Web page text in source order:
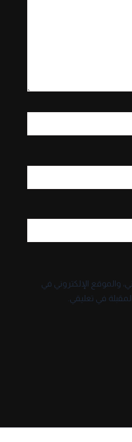
والموقع الإلكتروني في
في تعليقي.